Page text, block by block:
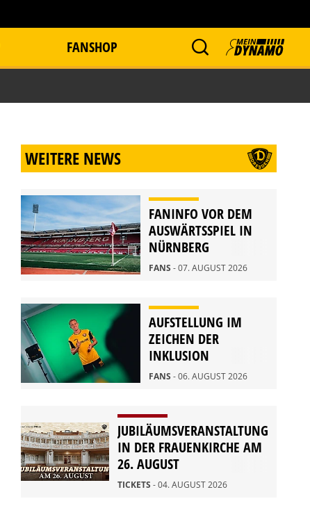
FANSHOP
WEITERE NEWS
FANINFO VOR DEM
AUSWÄRTSSPIEL IN
NÜRNBERG
FANS - 07. AUGUST 2026
AUFSTELLUNG IM
ZEICHEN DER
INKLUSION
FANS - 06. AUGUST 2026
JUBILÄUMSVERANSTALTUNG
IN DER FRAUENKIRCHE AM
26. AUGUST
TICKETS - 04. AUGUST 2026